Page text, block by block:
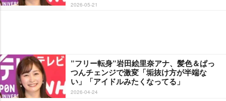
2026-05-21
”フリー転身”岩田絵里奈アナ、髪色＆ぱっ
つんチェンジで激変「垢抜け方が半端な
い」「アイドルみたくなってる」
2026-04-24